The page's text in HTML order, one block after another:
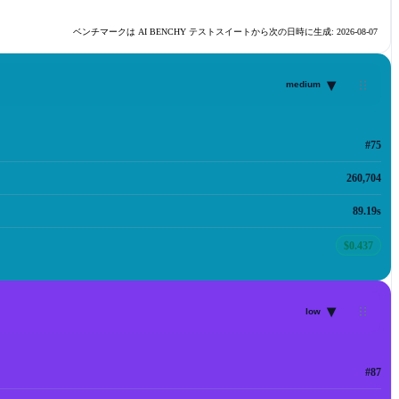
ベンチマークは AI BENCHY テストスイートから次の日時に生成: 2026-08-07
medium ▾
#75
260,704
89.19s
$0.437
low ▾
#87